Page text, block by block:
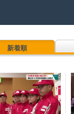
新着順